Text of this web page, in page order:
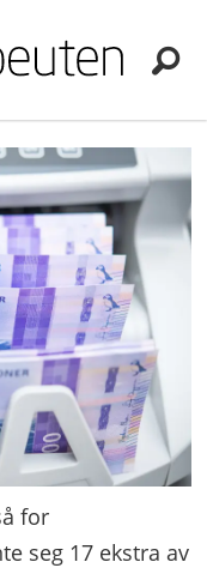
for
seg 17 ekstra av